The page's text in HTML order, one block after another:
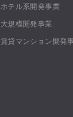
ホテル系開発事業
大規模開発事業
賃貸マンション開発